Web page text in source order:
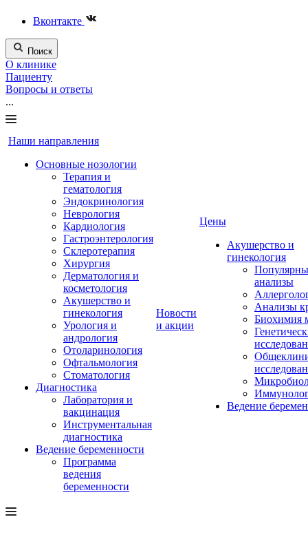
Вконтакте
Поиск
О клинике
Пациенту
Вопросы и ответы
...
Наши направления
Основные нозологии
Терапия и
гематология
Эндокринология
Неврология
Кардиология
Гастроэнтерология
Склеротерапия
Хирургия
Дерматология и
косметология
Акушерство и
гинекология
Урология и
андрология
Отоларинология
Офтальмология
Стоматология
Диагностика
Лаборатория и
вакцинация
Инструментальная
диагностика
Ведение беременности
Программа
ведения
беременности
Новости
и акции
Цены
Акушерство и
гинекология
анализы
Анализы
Биохимия
Ведение